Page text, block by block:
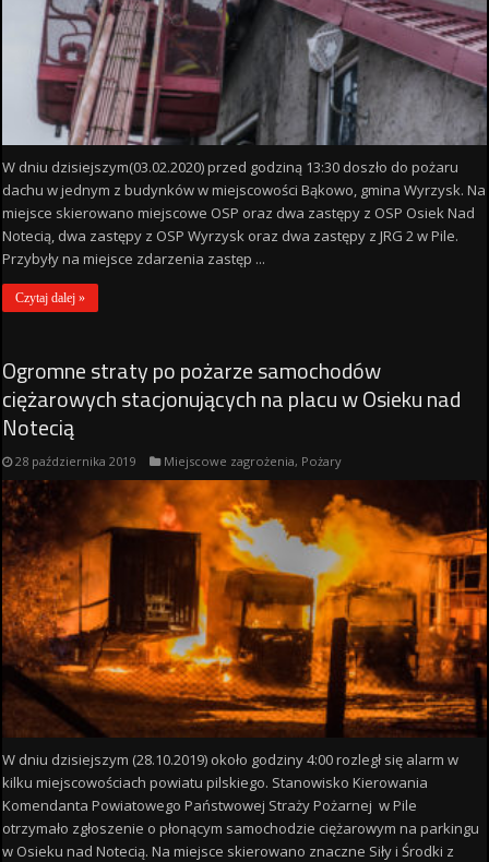
W dniu dzisiejszym(03.02.2020) przed godziną 13:30 doszło do pożaru
dachu w jednym z budynków w miejscowości Bąkowo, gmina Wyrzysk. Na
miejsce skierowano miejscowe OSP oraz dwa zastępy z OSP Osiek Nad
Notecią, dwa zastępy z OSP Wyrzysk oraz dwa zastępy z JRG 2 w Pile.
Przybyły na miejsce zdarzenia zastęp ...
Czytaj dalej »
Ogromne straty po pożarze samochodów
ciężarowych stacjonujących na placu w Osieku nad
Notecią
28 października 2019 Miejscowe zagrożenia, Pożary
W dniu dzisiejszym (28.10.2019) około godziny 4:00 rozległ się alarm w
kilku miejscowościach powiatu pilskiego. Stanowisko Kierowania
Komendanta Powiatowego Państwowej Straży Pożarnej w Pile
otrzymało zgłoszenie o płonącym samochodzie ciężarowym na parkingu
w Osieku nad Notecią. Na miejsce skierowano znaczne Siły i Środki z